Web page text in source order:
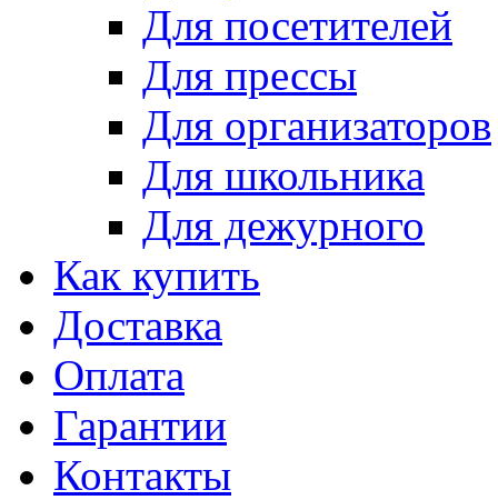
Для посетителей
Для прессы
Для организаторов
Для школьника
Для дежурного
Как купить
Доставка
Оплата
Гарантии
Контакты